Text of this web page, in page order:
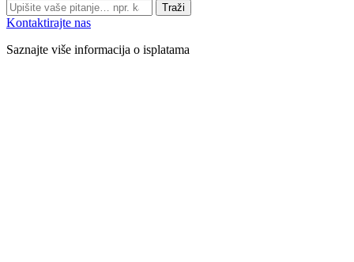
Traži
Kontaktirajte nas
Saznajte više informacija o isplatama